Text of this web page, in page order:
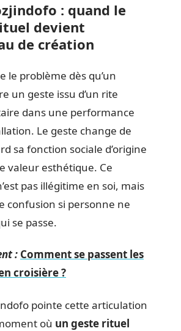
: quand le
devient
de création
le problème dès qu’un
un geste issu d’un rite
dans une performance
Le geste change de
sa fonction sociale d’origine
valeur esthétique. Ce
pas illégitime en soi, mais
confusion si personne ne
se passe.
: Comment se passent les
croisière ?
pointe cette articulation
où un geste rituel